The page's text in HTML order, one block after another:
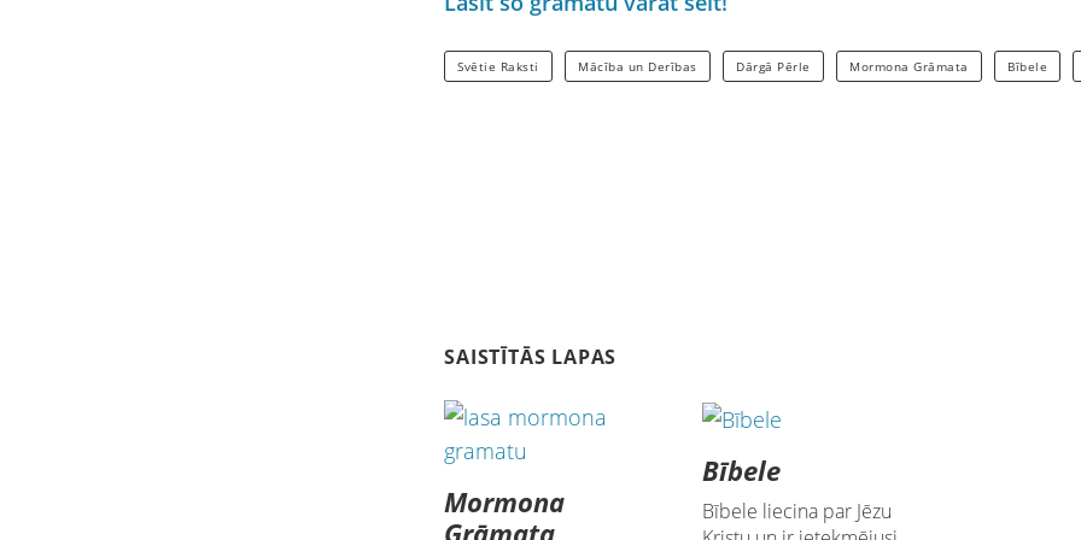
Svētie Raksti Mācība un Derības Dārgā Pērle Mormona Grāmata Bībele
SAISTĪTĀS LAPAS
Mormona
Bībele
Bībele liecina par Jēzu